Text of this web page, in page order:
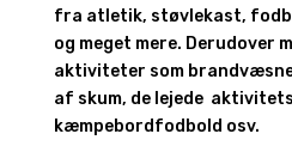
fra atletik, støvlekast,
og meget mere. Derudover
aktiviteter som
af skum, de lejede
kæmpebordfodbold osv.